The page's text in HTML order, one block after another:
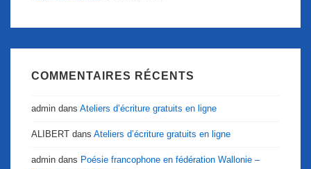
COMMENTAIRES RÉCENTS
admin dans Ateliers d’écriture gratuits en ligne
ALIBERT dans Ateliers d’écriture gratuits en ligne
admin dans Poésie francophone en fédération Wallonie –